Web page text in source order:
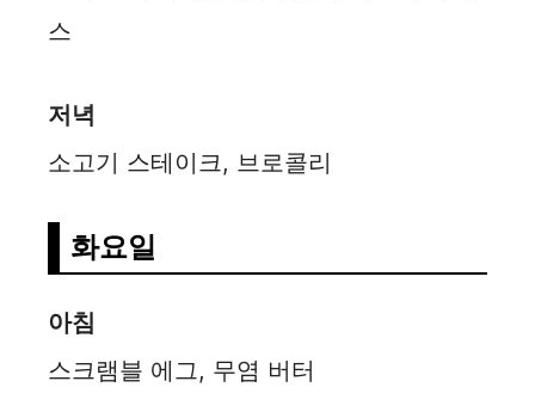
스
저녁
소고기 스테이크, 브로콜리
화요일
아침
스크램블 에그, 무염 버터